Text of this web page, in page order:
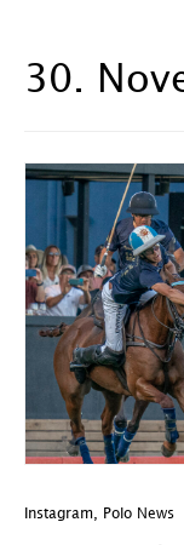
30.
Instagram Polo News